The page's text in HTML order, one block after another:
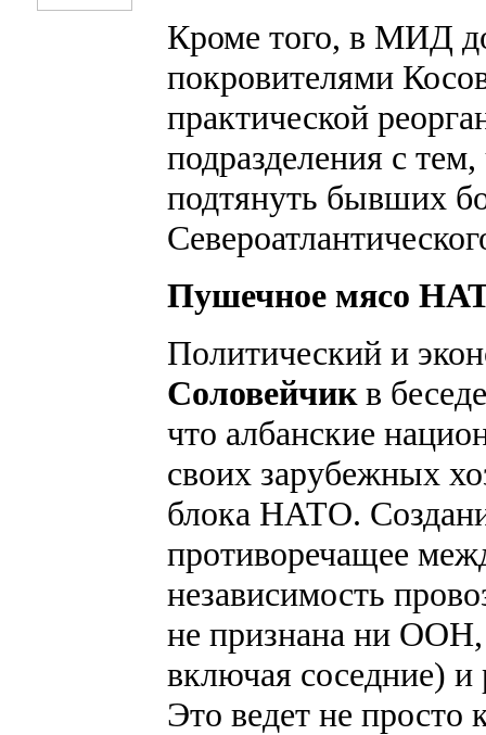
Кроме того, в МИД
покровителями
практической
подразделения с
подтянуть бывших
Пушечное мясо
Политический и
Соловейчик в
что албанские
своих зарубежных
блока НАТО.
противоречащее
независимость
не признана ни ООН,
включая соседние)
Это ведет не просто